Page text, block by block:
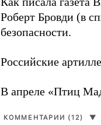
Роберт Бровди (в
безопасности.
Российские
В апреле «Птиц
КОММЕНТАРИИ (12) ▼